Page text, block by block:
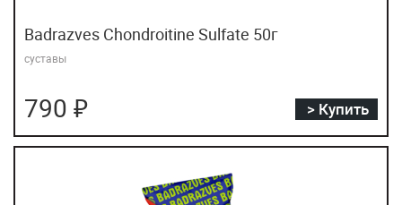
Эспандеры
Badrazves Chondroitine Sulfate 50г
суставы
790 ₽ > Купить